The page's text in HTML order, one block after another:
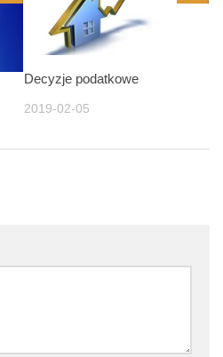
Decyzje podatkowe
2019-02-05